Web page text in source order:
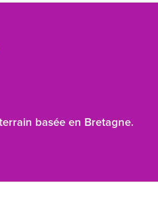
basée en Bretagne.